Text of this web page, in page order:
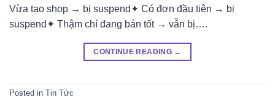
Vừa tạo shop → bị suspend✦ Có đơn đầu tiên → bị
suspend✦ Thậm chí đang bán tốt → vẫn bị….
CONTINUE READING →
Posted in Tin Tức